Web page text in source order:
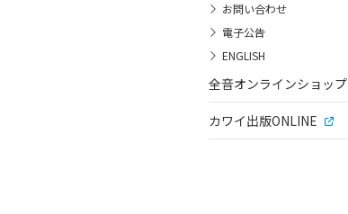
お問い合わせ
電子公告
ENGLISH
全音オンラインショップ
カワイ出版ONLINE